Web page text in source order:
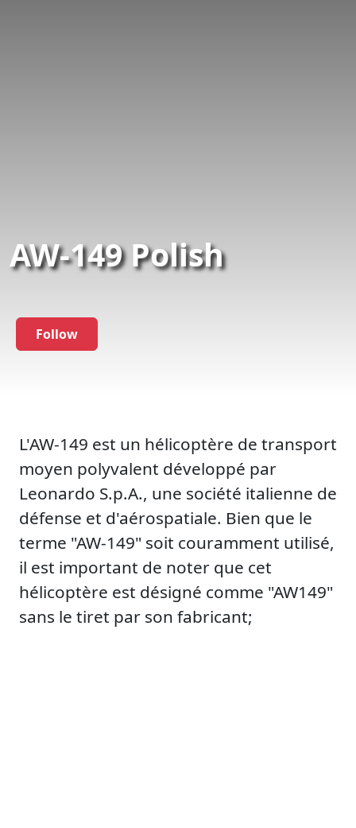
AW-149 Polish
Follow
L'AW-149 est un hélicoptère de transport
moyen polyvalent développé par
Leonardo S.p.A., une société italienne de
défense et d'aérospatiale. Bien que le
terme "AW-149" soit couramment utilisé,
il est important de noter que cet
hélicoptère est désigné comme "AW149"
sans le tiret par son fabricant;